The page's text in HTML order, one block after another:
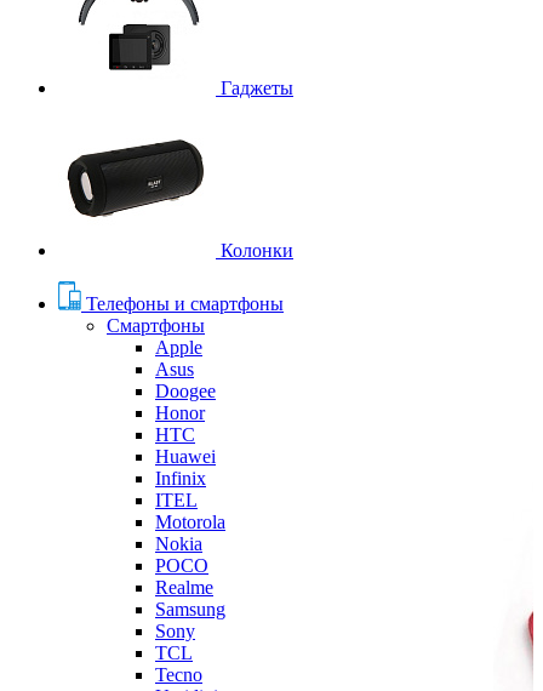
Гаджеты
Колонки
Телефоны и смартфоны
Смартфоны
Apple
Asus
Doogee
Honor
HTC
Huawei
Infinix
ITEL
Motorola
Nokia
POCO
Realme
Samsung
Sony
TCL
Tecno